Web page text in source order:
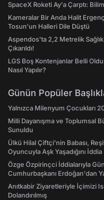
SpaceX Roketi Ay'a Çarptı:
Kameralar Bir Anda Halit
Tosun'un Halleri Dile Düştü
Aspendos'ta 2,2 Metrelik
Çıkarıldı!
LGS Boş Kontenjanlar Belli
Nasıl Yapılır?
Günün Popüler
Yalnızca Milenyum Çocukları
Milli Dayanışma ve Toplumsal
Sunuldu
Ülkü Hilal Çiftçi'nin Babası,
Oyuncuyla Aşk Yaşadığını İddia
Özge Özpirinçci İddialarıyla
Cumhurbaşkanı Erdoğan'dan
Anıtkabir Ziyaretleriyle İçimizi
Dolandırılmış